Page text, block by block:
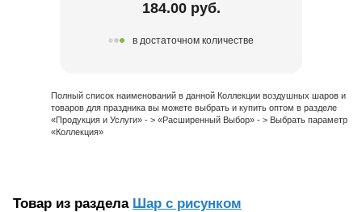
184.00 руб.
в достаточном количестве
Полный список наименований в данной Коллекции воздушных шаров и
товаров для праздника вы можете выбрать и купить оптом в разделе
«Продукция и Услуги» - > «Расширенный Выбор» - > Выбрать параметр
«Коллекция»
Товар из раздела Шар с рисунком